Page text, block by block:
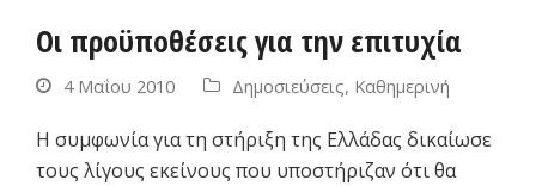
Οι προϋποθέσεις για την επιτυχία
4 Μαΐου 2010 Δημοσιεύσεις, Καθημερινή
Η συμφωνία για τη στήριξη της Ελλάδας δικαίωσε
τους λίγους εκείνους που υποστήριζαν ότι θα